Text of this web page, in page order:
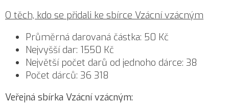
O těch, kdo se přidali ke sbírce Vzácní vzácným
Průměrná darovaná částka: 50 Kč
Nejvyšší dar: 1550 Kč
Největší počet darů od jednoho dárce: 38
Počet dárců: 36 318
Veřejná sbírka Vzácní vzácným: